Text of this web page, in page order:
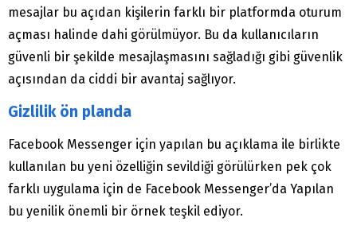
mesajlar bu açıdan kişilerin farklı bir platformda oturum
açması halinde dahi görülmüyor. Bu da kullanıcıların
güvenli bir şekilde mesajlaşmasını sağladığı gibi güvenlik
açısından da ciddi bir avantaj sağlıyor.
Gizlilik ön planda
Facebook Messenger için yapılan bu açıklama ile birlikte
kullanılan bu yeni özelliğin sevildiği görülürken pek çok
farklı uygulama için de Facebook Messenger’da Yapılan
bu yenilik önemli bir örnek teşkil ediyor.